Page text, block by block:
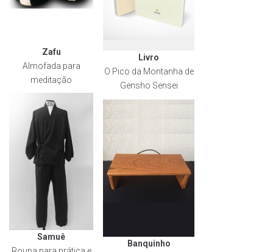
Zafu
Almofada para
meditação
Livro
O Pico da Montanha de
Gensho Sensei
Samuê
Banquinho